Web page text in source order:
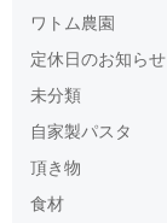
ワトム農園
定休日のお知らせ
未分類
自家製パスタ
頂き物
食材